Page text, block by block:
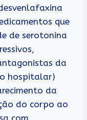
que
de serotonina
da
hospitalar)
da
do corpo ao
com